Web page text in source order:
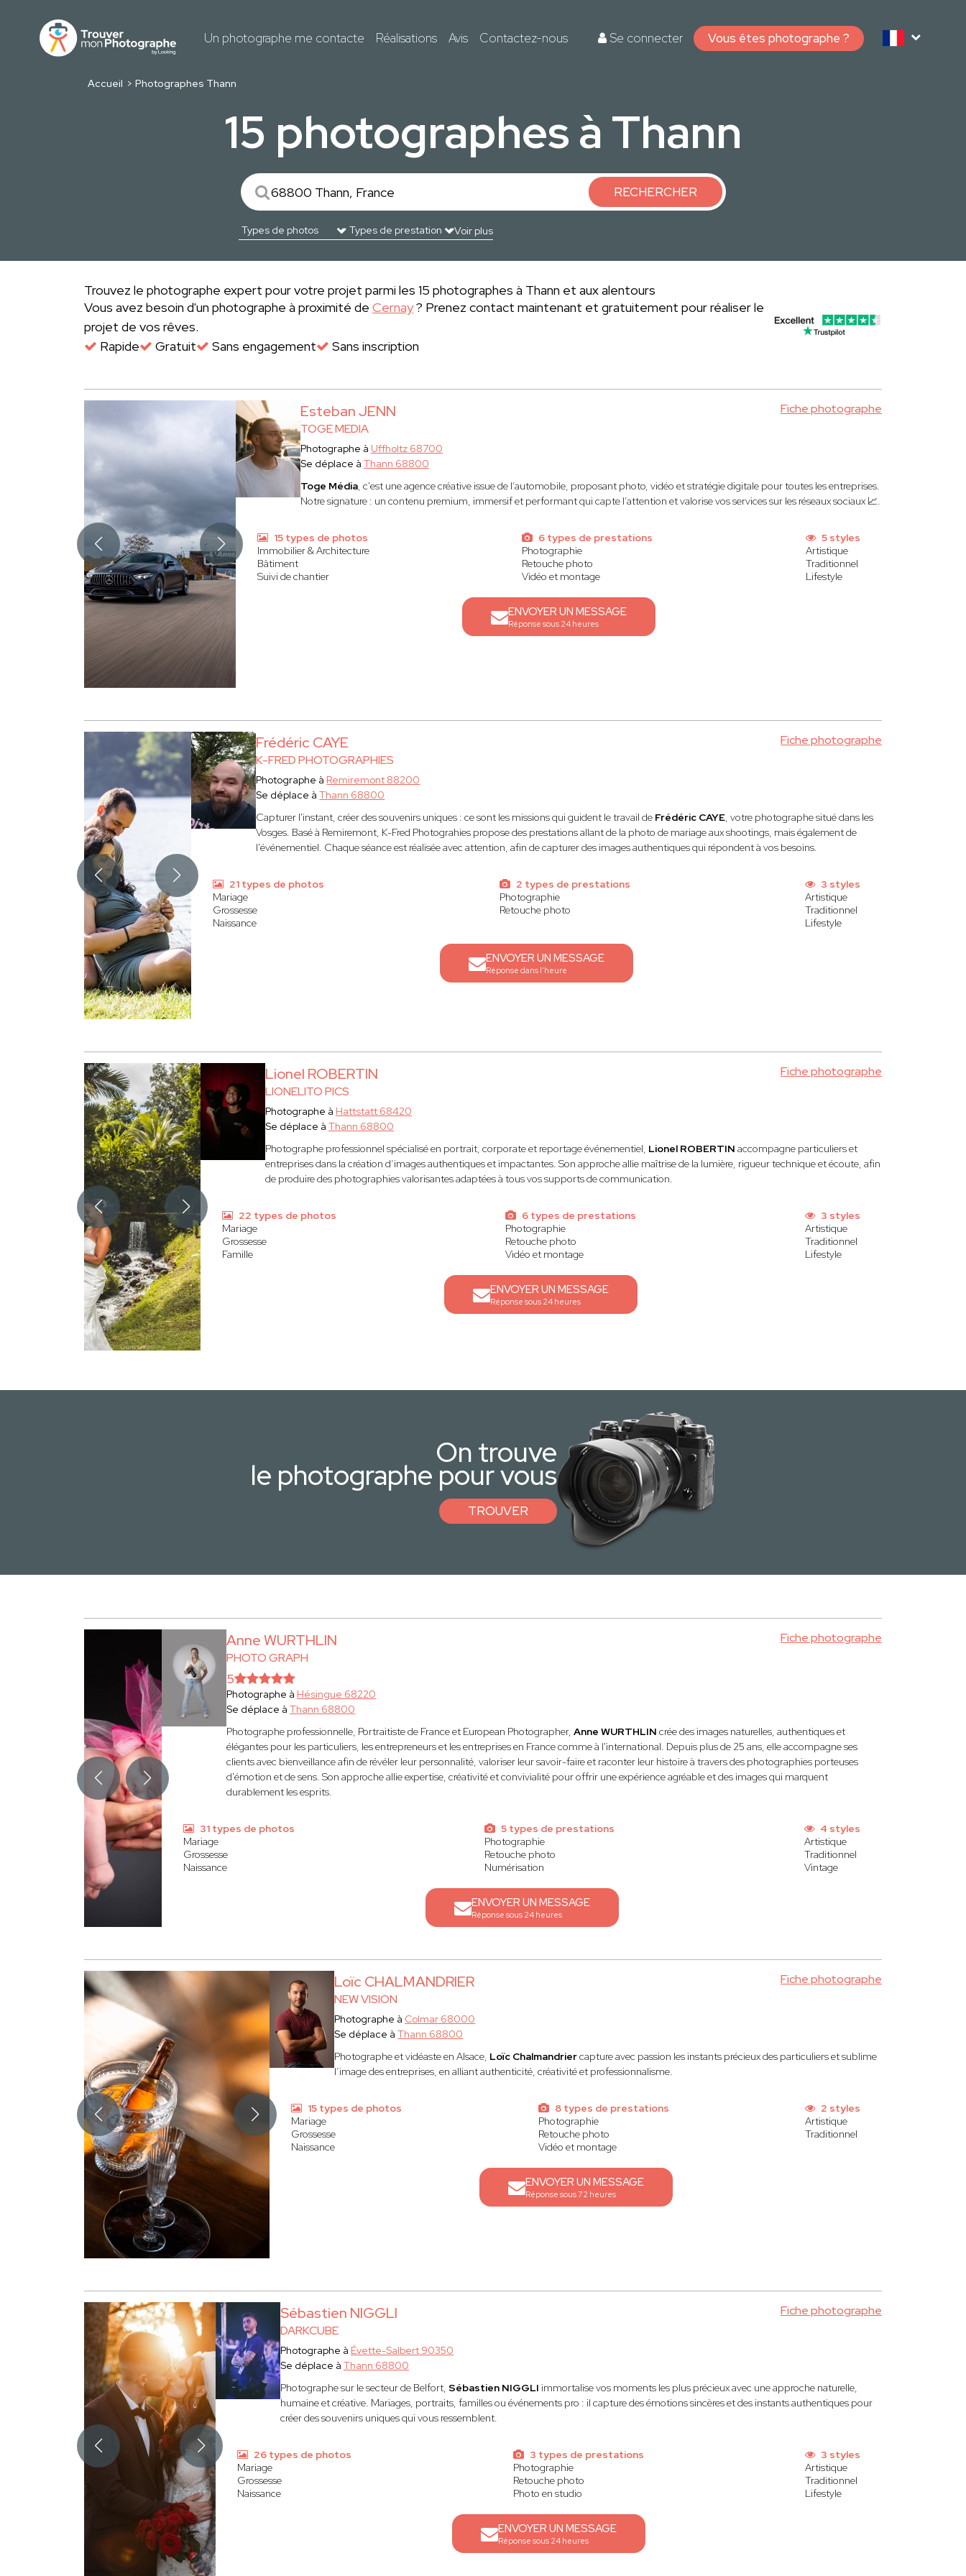
Un photographe me contacte Réalisations Avis Contactez-nous Se connecter Vous êtes photographe ?
Accueil Photographes Thann
15 photographes à Thann
RECHERCHER
Voir plus
Trouvez le photographe expert pour votre projet parmi les 15 photographes à Thann et aux alentours
Vous avez besoin d'un photographe à proximité de Cernay? Prenez contact maintenant et gratuitement pour réaliser le
projet de vos rêves.
Rapide
Gratuit Sans engagement Sans inscription
Esteban JENN
TOGE MEDIA
Fiche photographe
Photographe à Uffholtz 68700
Se déplace à Thann 68800
Toge Média, c'est une agence créative issue de l’automobile, proposant photo, vidéo et stratégie digitale pour toutes les entreprises.
Notre signature : un contenu premium, immersif et performant qui capte l’attention et valorise vos services sur les réseaux sociaux 📈.
15 types de photos
Immobilier & Architecture
Bâtiment
Suivi de chantier
6 types de prestations
Photographie
Retouche photo
Vidéo et montage
5 styles
Artistique
Traditionnel
Lifestyle
ENVOYER UN MESSAGE
Réponse sous 24 heures
Frédéric CAYE
K-FRED PHOTOGRAPHIES
Fiche photographe
Photographe à Remiremont 88200
Se déplace àThann 68800
Capturer l'instant, créer des souvenirs uniques : ce sont les missions qui guident le travail de Frédéric CAYE, votre photographe situé dans les
Vosges. Basé à Remiremont, K-Fred Photograhies propose des prestations allant de la photo de mariage aux shootings, mais également de
l'événementiel. Chaque séance est réalisée avec attention, afin de capturer des images authentiques qui répondent à vos besoins.
21 types de photos
Mariage
Grossesse
Naissance
2 types de prestations
Photographie
Retouche photo
3 styles
Artistique
Traditionnel
Lifestyle
ENVOYER UN MESSAGE
Réponse dans l'heure
Lionel ROBERTIN
LIONELITO PICS
Fiche photographe
Photographe à Hattstatt 68420
Se déplace à Thann 68800
Photographe professionnel spécialisé en portrait, corporate et reportage événementiel, Lionel ROBERTIN accompagne particuliers et
entreprises dans la création d’images authentiques et impactantes. Son approche allie maîtrise de la lumière, rigueur technique et écoute, afin
de produire des photographies valorisantes adaptées à tous vos supports de communication.
22 types de photos
Mariage
Grossesse
Famille
6 types de prestations
Photographie
Retouche photo
Vidéo et montage
3 styles
Artistique
Traditionnel
Lifestyle
ENVOYER UN MESSAGE
Réponse sous 24 heures
On trouve
le photographe pour vous
TROUVER
Anne WURTHLIN
PHOTO GRAPH
Fiche photographe
5
Photographe à Hésingue 68220
Se déplace àThann 68800
Photographe professionnelle, Portraitiste de France et European Photographer,Anne WURTHLINcrée des images naturelles, authentiques et
élégantes pour les particuliers, les entrepreneurs et les entreprises en France comme à l'international. Depuis plus de 25 ans, elle accompagne ses
clients avec bienveillance afin de révéler leur personnalité, valoriser leur savoir-faire et raconter leur histoire à travers des photographies porteuses
d'émotion et de sens. Son approche allie expertise, créativité et convivialité pour offrir une expérience agréable et des images qui marquent
durablement les esprits.
31 types de photos
Mariage
Grossesse
Naissance
5 types de prestations
Photographie
Retouche photo
Numérisation
4 styles
Artistique
Traditionnel
Vintage
ENVOYER UN MESSAGE
Réponse sous 24 heures
Loïc CHALMANDRIER
NEW VISION
Fiche photographe
Photographe à Colmar 68000
Se déplace àThann 68800
Photographe et vidéaste en Alsace, Loïc Chalmandriercapture avec passion les instants précieux des particuliers et sublime
l’image des entreprises, en alliant authenticité, créativité et professionnalisme.
15 types de photos
Mariage
Grossesse
Naissance
8 types de prestations
Photographie
Retouche photo
Vidéo et montage
2 styles
Artistique
Traditionnel
ENVOYER UN MESSAGE
Réponse sous 72 heures
Sébastien NIGGLI
DARKCUBE
Fiche photographe
Photographe à Évette-Salbert 90350
Se déplace àThann 68800
Photographe sur le secteur de Belfort,Sébastien NIGGLIimmortalise vos moments les plus précieux avec une approche naturelle,
humaine et créative. Mariages, portraits, familles ou événements pro : il capture des émotions sincères et des instants authentiques pour
créer des souvenirs uniques qui vous ressemblent.
26 types de photos
Mariage
Grossesse
Naissance
3 types de prestations
Photographie
Retouche photo
Photo en studio
3 styles
Artistique
Traditionnel
Lifestyle
ENVOYER UN MESSAGE
Réponse sous 24 heures